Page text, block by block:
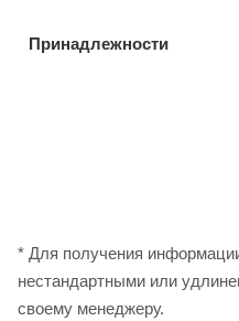
Принадлежности
* Для получения
нестандартными или
своему менеджеру.